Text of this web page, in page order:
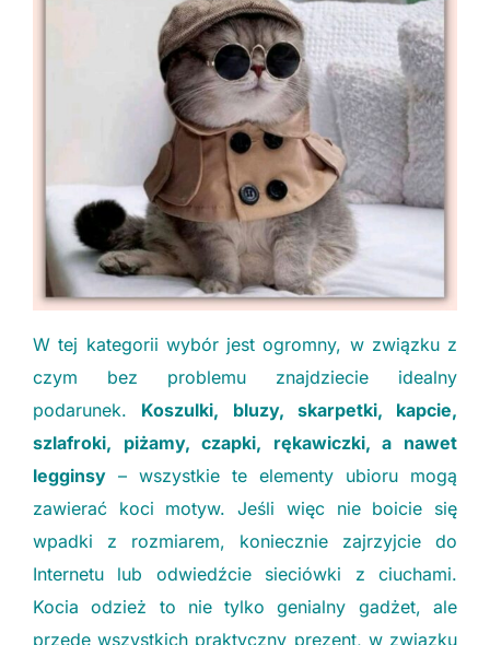
W tej kategorii wybór jest ogromny, w związku z
czym bez problemu znajdziecie idealny
podarunek. Koszulki, bluzy, skarpetki, kapcie,
szlafroki, piżamy, czapki, rękawiczki, a nawet
legginsy – wszystkie te elementy ubioru mogą
zawierać koci motyw. Jeśli więc nie boicie się
wpadki z rozmiarem, koniecznie zajrzyjcie do
Internetu lub odwiedźcie sieciówki z ciuchami.
Kocia odzież to nie tylko genialny gadżet, ale
przede wszystkich praktyczny prezent, w związku